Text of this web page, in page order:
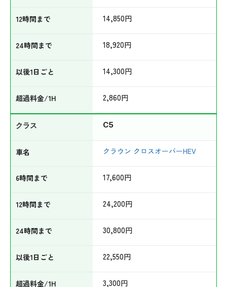
14,850円
18,920円
14,300円
2,860円
C5
クラウン クロスオーバーHEV
17,600円
24,200円
30,800円
22,550円
3,300円